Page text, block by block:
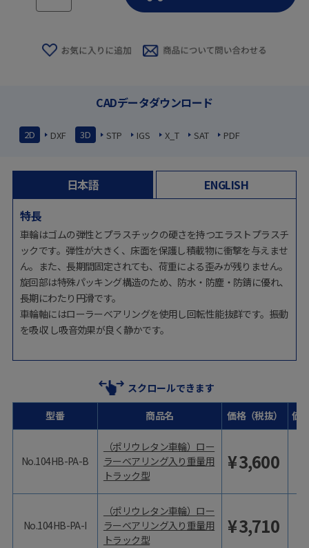
CADデータダウンロード
2D DXF 3D STP IGS X_T SAT PDF
日本語
ENGLISH
特長
車輪はゴムの弾性とプラスチックの硬さを持つエラストプラスチ
ックです。弾性が大きく、床面を保護し積載物に衝撃を与えませ
ん。また、長期間固定されても、荷重による歪みが残りません。
旋回部は特殊パッキング構造のため、防水・防塵・防錆に優れ、
長期にわたり円滑です。
車輪軸にはローラーベアリングを使用し回転性能抜群です。振動
を吸収 し吸音効果が良く静かです。
スクロールできます
型番
No.104HB-PA-B
No.104HB-PA-I
商品名 価格（税抜） 価
（ポリウレタン車輪）ロー
ラーベアリング入り重量用
トラック型
¥3,600
（ポリウレタン車輪）ロー
ラーベアリング入り重量用
トラック型
¥3,710